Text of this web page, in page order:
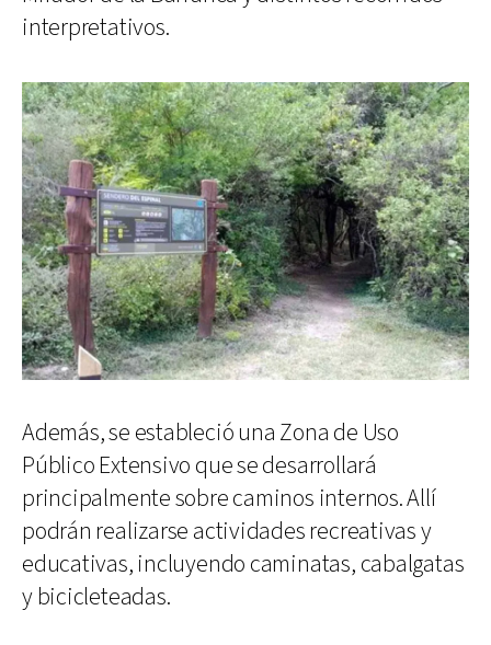
interpretativos.
Además, se estableció una Zona de Uso
Público Extensivo que se desarrollará
principalmente sobre caminos internos. Allí
podrán realizarse actividades recreativas y
educativas, incluyendo caminatas, cabalgatas
y bicicleteadas.